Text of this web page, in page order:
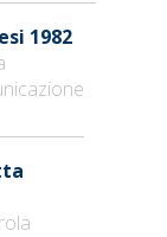
1982